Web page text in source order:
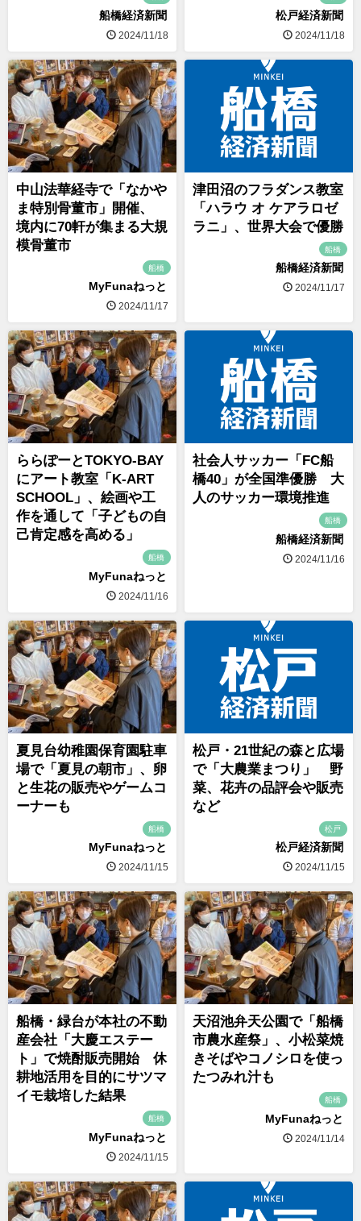
船橋経済新聞
2024/11/18
松戸経済新聞
2024/11/18
中山法華経寺で「なかや
ま特別骨董市」開催、
境内に70軒が集まる大規
模骨董市
船橋
MyFunaねっと
2024/11/17
津田沼のフラダンス教室
「ハラウ オ ケアラロゼ
ラニ」、世界大会で優勝
船橋
船橋経済新聞
2024/11/17
ららぽーとTOKYO-BAY
にアート教室「K-ART
SCHOOL」、絵画や工
作を通して「子どもの自
己肯定感を高める」
船橋
MyFunaねっと
2024/11/16
社会人サッカー「FC船
橋40」が全国準優勝 大
人のサッカー環境推進
船橋
船橋経済新聞
2024/11/16
夏見台幼稚園保育園駐車
場で「夏見の朝市」、卵
と生花の販売やゲームコ
ーナーも
船橋
MyFunaねっと
2024/11/15
松戸・21世紀の森と広場
で「大農業まつり」 野
菜、花卉の品評会や販売
など
松戸
松戸経済新聞
2024/11/15
船橋・緑台が本社の不動
産会社「大慶エステー
ト」で焼酎販売開始 休
耕地活用を目的にサツマ
イモ栽培した結果
船橋
MyFunaねっと
2024/11/15
天沼池弁天公園で「船橋
市農水産祭」、小松菜焼
きそばやコノシロを使っ
たつみれ汁も
船橋
MyFunaねっと
2024/11/14